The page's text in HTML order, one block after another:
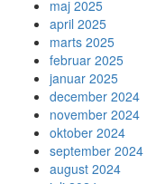
maj 2025
april 2025
marts 2025
februar 2025
januar 2025
december 2024
november 2024
oktober 2024
september 2024
august 2024